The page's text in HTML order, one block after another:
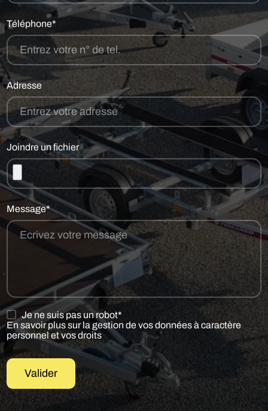
Téléphone*
Adresse
Joindre un fichier
Message*
Je ne suis pas un robot*
En savoir plus sur la gestion de vos données à caractère
personnel et vos droits
Valider